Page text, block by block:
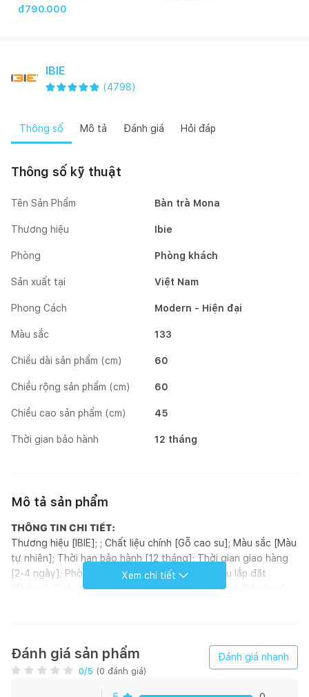
đ790.000
IBIE
(4798)
Thông số Mô tả Đánh giá Hỏi đáp
Thông số kỹ thuật
Tên Sản Phẩm Bàn trà Mona
Thương hiệu Ibie
Phòng Phòng khách
Sản xuất tại Việt Nam
Phong Cách Modern - Hiện đại
Màu sắc 133
Chiều dài sản phẩm (cm) 60
Chiều rộng sản phẩm (cm) 60
Chiều cao sản phẩm (cm) 45
Thời gian bảo hành 12 tháng
Mô tả sản phẩm
THÔNG TIN CHI TIẾT:
Thương hiệu [IBIE]; ; Chất liệu chính [Gỗ cao su]; Màu sắc [Màu
tự nhiên]; Thời hạn bảo hành [12 tháng]; Thời gian giao hàng
[2-4 ngày]; Phòng chính [Phòng khách]; Yêu cầu lắp đặt
[Không]; Tình trạng tồn kho [Có sẵn]; Phong cách [Modern];
GIỚI THIỆU SẢN PHẨM:
Bàn trà Mona có kích thước 600 x 600 x 450 mm, phù hợp tất
Xem chi tiết
Đánh giá sản phẩm
0/5 (0 đánh giá)
Đánh giá nhanh